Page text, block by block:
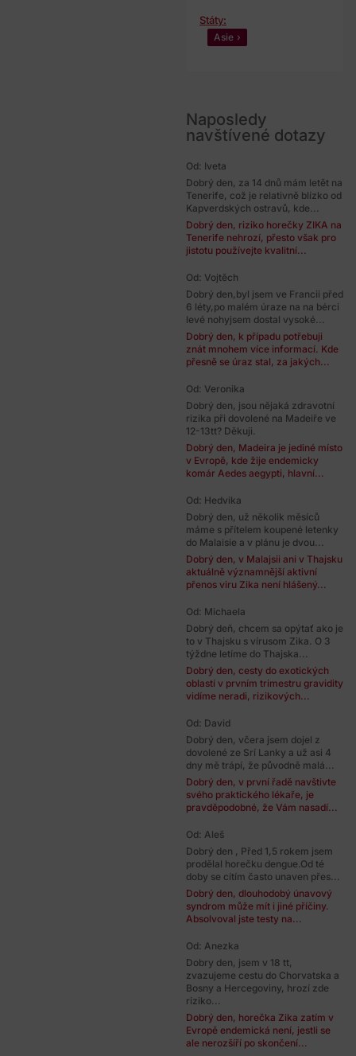
Státy:
Asie
Naposledy
navštívené dotazy
Od: Iveta
Dobrý den, za 14 dnů mám letět na
Tenerife, což je relativně blízko od
Kapverdských ostravů, kde...
Dobrý den, riziko horečky ZIKA na
Tenerife nehrozí, přesto však pro
jistotu používejte kvalitní...
Od: Vojtěch
Dobrý den,byl jsem ve Francii před
6 léty,po malém úraze na na bérci
levé nohyjsem dostal vysoké...
Dobrý den, k případu potřebuji
znát mnohem více informací. Kde
přesně se úraz stal, za jakých...
Od: Veronika
Dobrý den, jsou nějaká zdravotní
rizika při dovolené na Madeiře ve
12-13tt? Děkuji.
Dobrý den, Madeira je jediné místo
v Evropě, kde žije endemicky
komár Aedes aegypti, hlavní...
Od: Hedvika
Dobrý den, už několik měsíců
máme s přítelem koupené letenky
do Malaisie a v plánu je dvou...
Dobrý den, v Malajsii ani v Thajsku
aktuálně významnější aktivní
přenos viru Zika není hlášený...
Od: Michaela
Dobrý deň, chcem sa opýtať ako je
to v Thajsku s vírusom Zika. O 3
týždne letíme do Thajska...
Dobrý den, cesty do exotických
oblastí v prvním trimestru gravidity
vidíme neradi, rizikových...
Od: David
Dobrý den, včera jsem dojel z
dovolené ze Srí Lanky a už asi 4
dny mě trápí, že původně malá...
Dobrý den, v první řadě navštivte
svého praktického lékaře, je
pravděpodobné, že Vám nasadí...
Od: Aleš
Dobrý den , Před 1,5 rokem jsem
prodělal horečku dengue.Od té
doby se cítím často unaven přes...
Dobrý den, dlouhodobý únavový
syndrom může mít i jiné příčiny.
Absolvoval jste testy na...
Od: Anezka
Dobry den, jsem v 18 tt,
zvazujeme cestu do Chorvatska a
Bosny a Hercegoviny, hrozí zde
riziko...
Dobrý den, horečka Zika zatím v
Evropě endemická není, jestli se
ale nerozšíří po skončení...